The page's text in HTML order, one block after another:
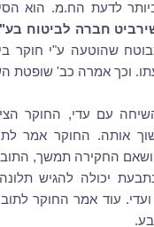
לדעת הח.מ. הוא
חברה לביטוח
שהוטעה ע"י חוקר
וכך אמרה כב' שופטת
השיחה עם עדי, החוקר
אותה. החוקר אמר
החקירה תמשך,
יכולה להגיש
עוד אמר החוקר